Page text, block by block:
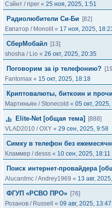
Сэйнт /riper « 25 ноя, 2025, 1:51
Радиолюбители Си-Би
[82]
Евпатор / Monolit« 17 ноя, 2025,
СберМобайл [13]
shosha / Lio « 26 окт, 2025, 20:35
Поговорим за ip телефонию?
Fantomax « 15 окт, 2025, 18:18
Криптовалюты, биткоин и
Мартиньян /Stonecold « 05 окт,
Elite-Net [общая тема]
[888]
VLAD2010 /OXY « 29 сен, 2025, 9:58
Симку в телефон без
Кламмер /desss « 10 сен, 2025, 18:11
Поиск интернет-провайдера
Alucardmc /Andrey1969 « 13 авг,
ФГУП «РСВО ПРО» [76]
Розанов / Russell « 09 авг, 2025, 13:47